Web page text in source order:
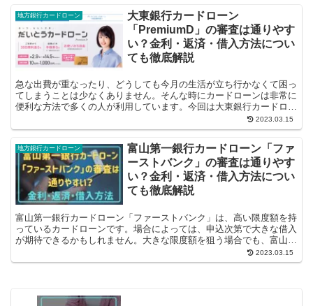
地方銀行カードローン
大東銀行カードローン
「PremiumD」の審査は通りやす
い？金利・返済・借入方法につい
ても徹底解説
急な出費が重なったり、どうしても今月の生活が立ち行かなくて困っ
てしまうことは少なくありません。そんな時にカードローンは非常に
便利な方法で多くの人が利用しています。今回は大東銀行カードロー
2023.03.15
地方銀行カードローン
富山第一銀行カードローン「ファ
ーストバンク」の審査は通りやす
い？金利・返済・借入方法につい
ても徹底解説
富山第一銀行カードローン「ファーストバンク」は、高い限度額を持
っているカードローンです。場合によっては、申込次第で大きな借入
が期待できるかもしれません。大きな限度額を狙う場合でも、富山第
2023.03.15